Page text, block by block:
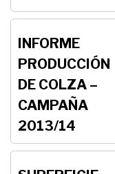
INFORME
PRODUCCIÓN
DE COLZA –
CAMPAÑA
2013/14